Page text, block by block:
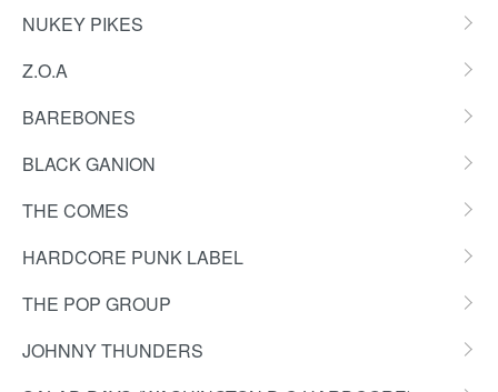
NUKEY PIKES
Z.O.A
BAREBONES
BLACK GANION
THE COMES
HARDCORE PUNK LABEL
THE POP GROUP
JOHNNY THUNDERS